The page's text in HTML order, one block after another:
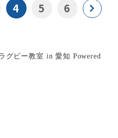
4 5 6